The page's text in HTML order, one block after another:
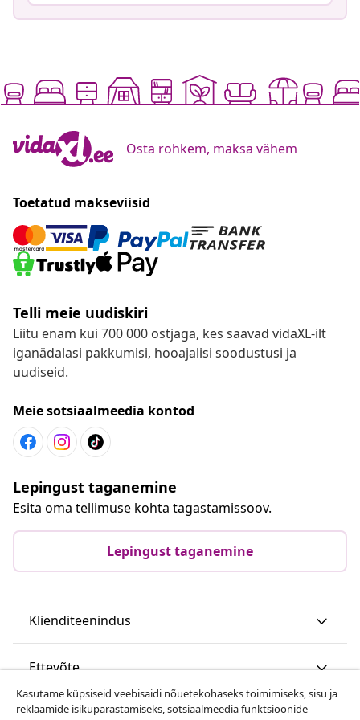
Osta rohkem, maksa vähem
Toetatud makseviisid
Telli meie uudiskiri
Liitu enam kui 700 000 ostjaga, kes saavad vidaXL-ilt
iganädalasi pakkumisi, hooajalisi soodustusi ja
uudiseid.
Meie sotsiaalmeedia kontod
Lepingust taganemine
Esita oma tellimuse kohta tagastamissoov.
Lepingust taganemine
Klienditeenindus
Ettevõte
vidaXL
Kasutame küpsiseid veebisaidi nõuetekohaseks toimimiseks, sisu ja
reklaamide isikupärastamiseks, sotsiaalmeedia funktsioonide